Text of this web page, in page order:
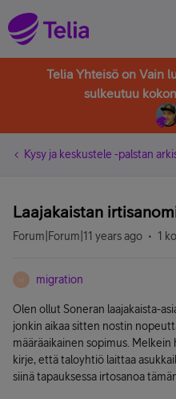
Telia Yhteisö on Vain
sulkeutuu
Kysy ja keskustele -palstan
Laajakaistan
Forum|Forum|11 years ago 1
M migration
Olen ollut Soneran laajakaista-
jonkin aikaa sitten nostin
määräaikainen sopimus.
kirje, että taloyhtiö laittaa
siinä tapauksessa irtosanoa